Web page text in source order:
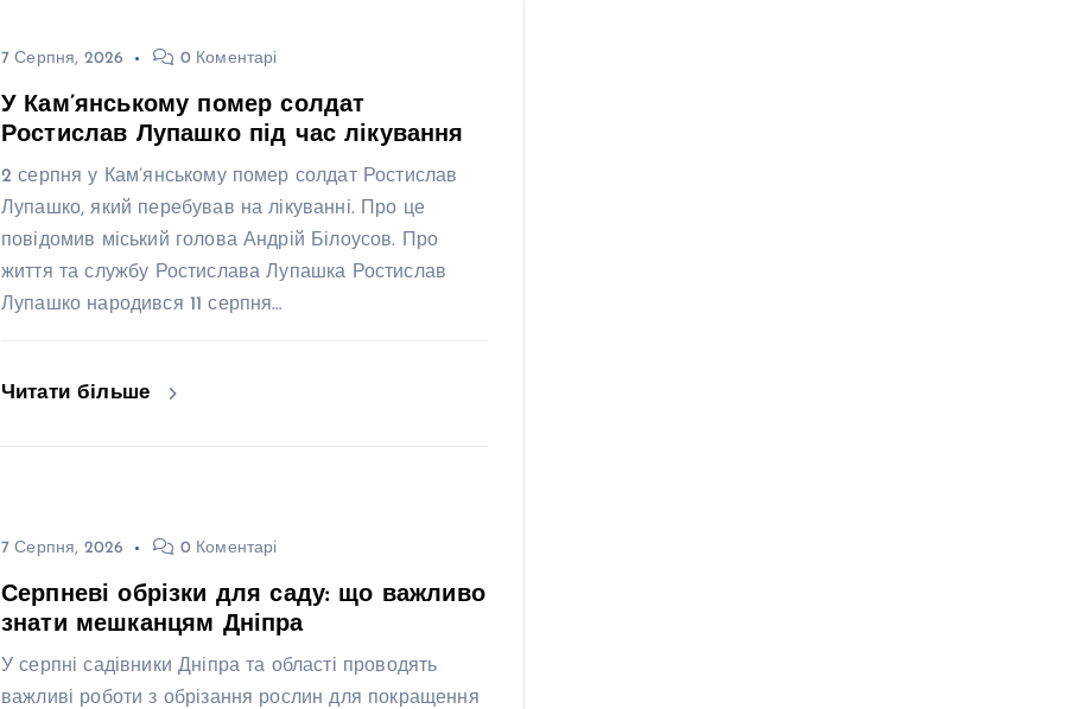
7 Серпня, 2026 0 Коментарі
У Кам’янському помер солдат
Ростислав Лупашко під час лікування
2 серпня у Кам’янському помер солдат Ростислав
Лупашко, який перебував на лікуванні. Про це
повідомив міський голова Андрій Білоусов. Про
життя та службу Ростислава Лупашка Ростислав
Лупашко народився 11 серпня…
Читати більше
7 Серпня, 2026 0 Коментарі
Серпневі обрізки для саду: що важливо
знати мешканцям Дніпра
У серпні садівники Дніпра та області проводять
важливі роботи з обрізання рослин для покращення